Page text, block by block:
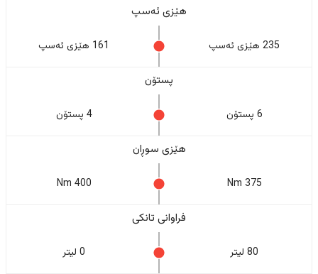
هێزی ئەسپ
235 هێزی ئەسپ 161 هێزی ئەسپ
پستۆن
6 پستۆن 4 پستۆن
هێزی سوڕان
375 Nm
400 Nm
فراوانی تانکی
80 لیتر 0 لیتر